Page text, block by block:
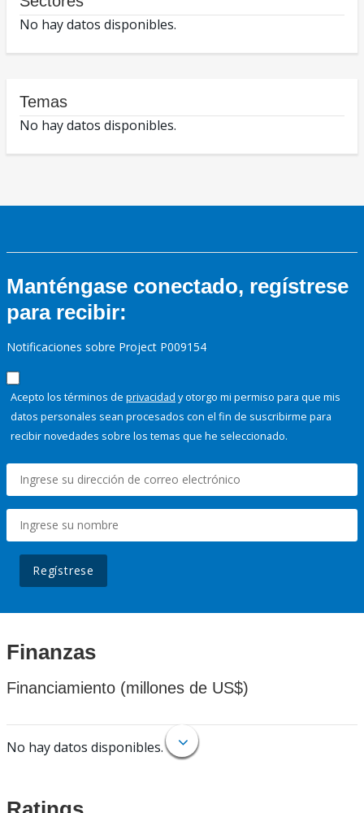
No hay datos disponibles.
Temas
No hay datos disponibles.
Manténgase conectado, regístrese
para recibir:
Notificaciones sobre Project P009154
Acepto los términos de privacidad y otorgo mi permiso para que mis
datos personales sean procesados con el fin de suscribirme para
recibir novedades sobre los temas que he seleccionado.
Regístrese
Finanzas
Financiamiento (millones de US$)
No hay datos disponibles.